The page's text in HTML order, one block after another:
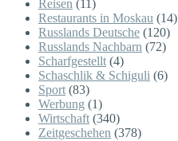
Reisen (11)
Restaurants in Moskau (14)
Russlands Deutsche (120)
Russlands Nachbarn (72)
Scharfgestellt(4)
Schaschlik & Schiguli (6)
Sport(83)
Werbung (1)
Wirtschaft(340)
Zeitgeschehen (378)